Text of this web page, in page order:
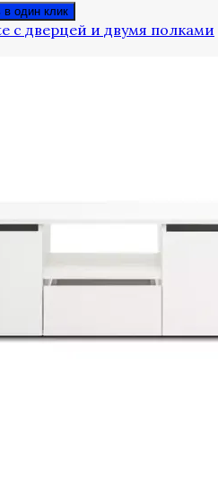
в один клик
с дверцей и двумя полками